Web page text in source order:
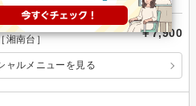
ト＋ケアカラー＋超音波
湘南台］
￥7,900
ャルメニューを見る